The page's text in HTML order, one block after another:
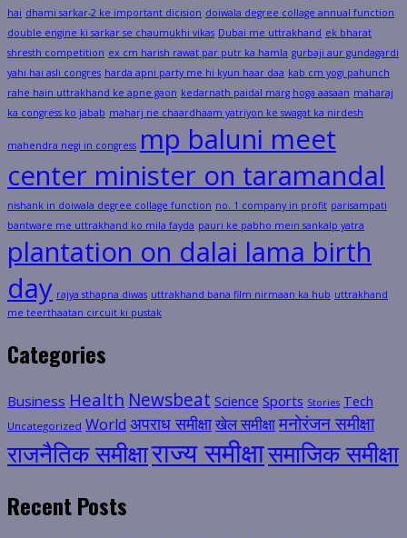
hai dhami sarkar-2 ke important dicision doiwala degree collage annual function
double engine ki sarkar se chaumukhi vikas Dubai me uttrakhand ek bharat
shresth competition ex cm harish rawat par putr ka hamla gurbaji aur gundagardi
yahi hai asli congres harda apni party me hi kyun haar daa kab cm yogi pahunch
rahe hain uttrakhand ke apne gaon kedarnath paidal marg hoga aasaan maharaj
ka congress ko jabab maharj ne chaardhaam yatriyon ke swagat ka nirdesh
mahendra negi in congress mp baluni meet
center minister on taramandal
nishank in doiwala degree collage function no. 1 company in profit parisampati
bantware me uttrakhand ko mila fayda pauri ke pabho mein sankalp yatra
plantation on dalai lama birth
day rajya sthapna diwas uttrakhand bana film nirmaan ka hub uttrakhand
me teerthaatan circuit ki pustak
Categories
Business Health Newsbeat Science Sports Stories Tech
Uncategorized World अपराध समीक्षाखेल समीक्षामनोरंजन समीक्षा
राजनैतिक समीक्षाराज्य समीक्षासमाजिक समीक्षा
Recent Posts